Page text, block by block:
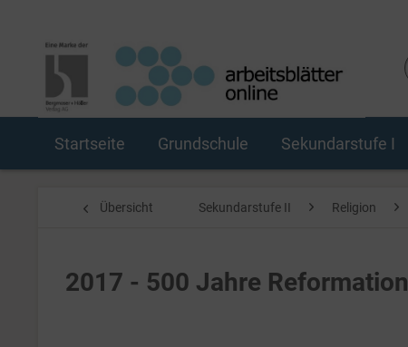
Startseite Grundschule Sekundarstufe I
Übersicht Sekundarstufe II Religion
2017 - 500 Jahre Reformation